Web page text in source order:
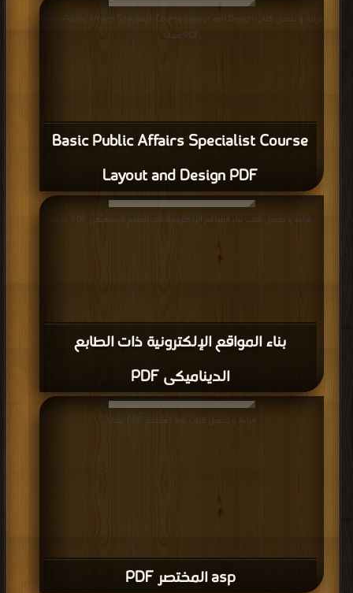
Basic Public Affairs Specialist Course
Layout and Design PDF
قراءة و تحميل كتاب Basic Public Affairs Specialist Course Layout and Design
PDF مجانا
بناء المواقع الإلكترونية ذات الطابع
الديناميكى PDF
قراءة و تحميل كتاب بناء المواقع الإلكترونية ذات الطابع الديناميكى PDF مجانا
asp المختصر PDF
قراءة و تحميل كتاب asp المختصر PDF مجانا